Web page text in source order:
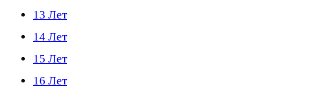
13 Лет
14 Лет
15 Лет
16 Лет